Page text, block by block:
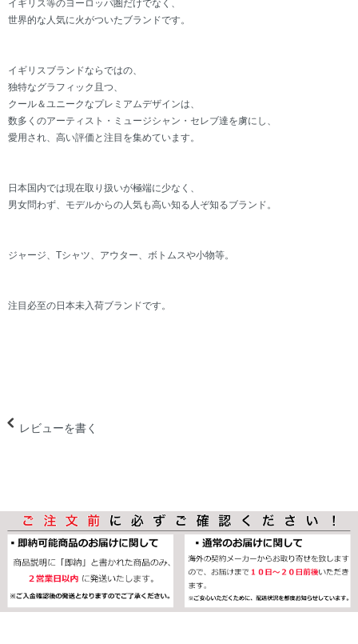
イギリス等のヨーロッパ圏だけでなく、
世界的な人気に火がついたブランドです。
イギリスブランドならではの、
独特なグラフィック且つ、
クール＆ユニークなプレミアムデザインは、
数多くのアーティスト・ミュージシャン・セレブ達を虜にし、
愛用され、高い評価と注目を集めています。
日本国内では現在取り扱いが極端に少なく、
男女問わず、モデルからの人気も高い知る人ぞ知るブランド。
ジャージ、Tシャツ、アウター、ボトムスや小物等。
注目必至の日本未入荷ブランドです。
レビューを書く